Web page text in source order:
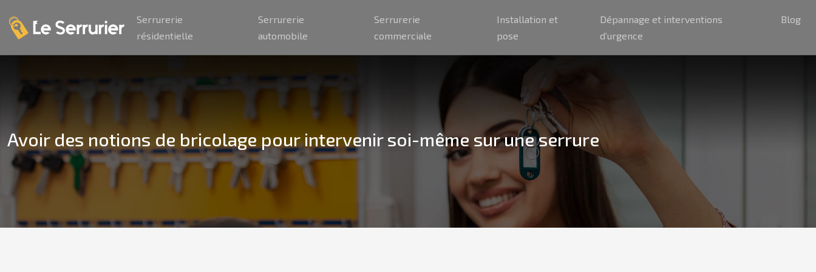
Serrurerie
résidentielle
Serrurerie
automobile
Serrurerie
commerciale
Installation et
pose
Dépannage et interventions
d’urgence
Blog
Avoir des notions de bricolage pour intervenir soi-même sur une serrure